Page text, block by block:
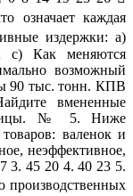
означает каждая
издержки: a)
c) Как меняются
возможный
90 тыс. тонн. КПВ
вмененные
№ 5. Ниже
валенок и
неэффективное,
3. 45 20 4. 40 23 5.
производственных